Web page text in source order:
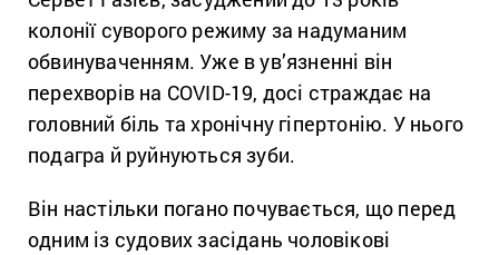
колонії суворого режиму за надуманим
обвинуваченням. Уже в ув’язненні він
перехворів на COVID-19, досі страждає на
головний біль та хронічну гіпертонію. У нього
подагра й руйнуються зуби.
Він настільки погано почувається, що перед
одним із судових засідань чоловікові